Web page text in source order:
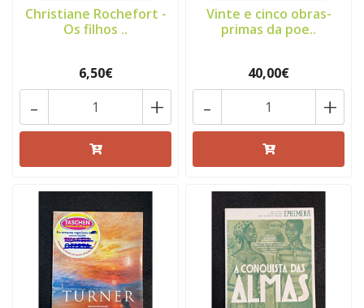
Christiane Rochefort -
Os filhos ..
6,50€
+
-
Vinte e cinco obras-
primas da poe..
40,00€
+
-